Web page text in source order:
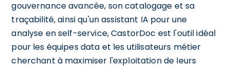
gouvernance avancée, son catalogage et sa
traçabilité, ainsi qu'un assistant IA pour une
analyse en self-service, CastorDoc est l'outil idéal
pour les équipes data et les utilisateurs métier
cherchant à maximiser l'exploitation de leurs